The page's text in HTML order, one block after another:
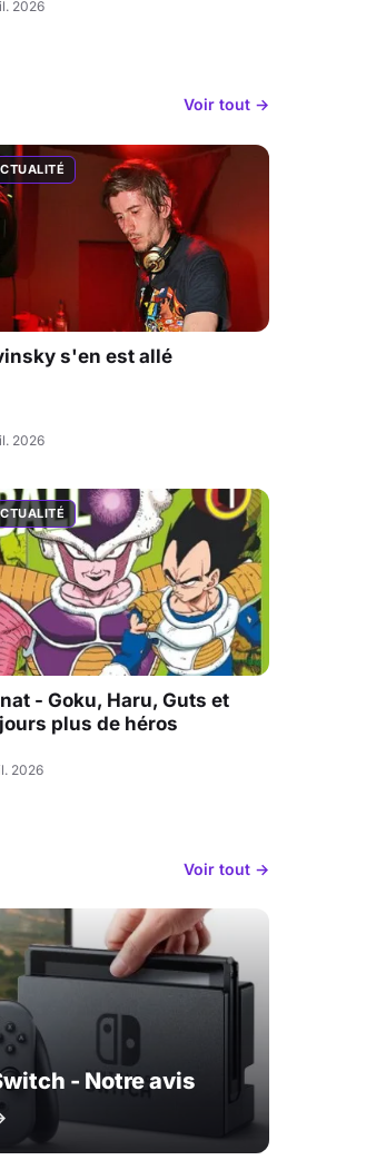
2026
Voir tout →
s'en est allé
2026
- Goku, Haru, Guts et
plus de héros
2026
Voir tout →
- Notre avis